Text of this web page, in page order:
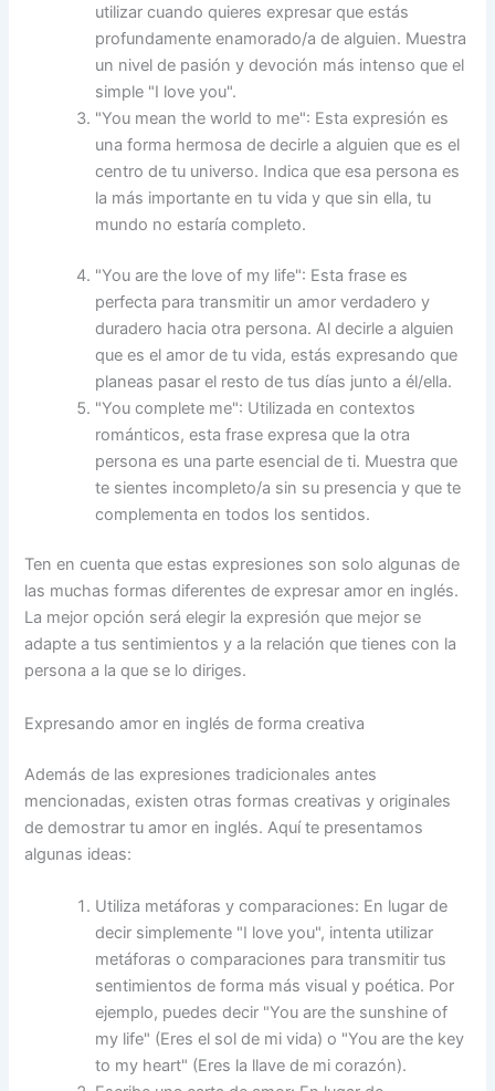
utilizar cuando quieres expresar que estás
profundamente enamorado/a de alguien. Muestra
un nivel de pasión y devoción más intenso que el
simple "I love you".
"You mean the world to me": Esta expresión es
una forma hermosa de decirle a alguien que es el
centro de tu universo. Indica que esa persona es
la más importante en tu vida y que sin ella, tu
mundo no estaría completo.
"You are the love of my life": Esta frase es
perfecta para transmitir un amor verdadero y
duradero hacia otra persona. Al decirle a alguien
que es el amor de tu vida, estás expresando que
planeas pasar el resto de tus días junto a él/ella.
"You complete me": Utilizada en contextos
románticos, esta frase expresa que la otra
persona es una parte esencial de ti. Muestra que
te sientes incompleto/a sin su presencia y que te
complementa en todos los sentidos.
Ten en cuenta que estas expresiones son solo algunas de
las muchas formas diferentes de expresar amor en inglés.
La mejor opción será elegir la expresión que mejor se
adapte a tus sentimientos y a la relación que tienes con la
persona a la que se lo diriges.
Expresando amor en inglés de forma creativa
Además de las expresiones tradicionales antes
mencionadas, existen otras formas creativas y originales
de demostrar tu amor en inglés. Aquí te presentamos
algunas ideas:
Utiliza metáforas y comparaciones: En lugar de
decir simplemente "I love you", intenta utilizar
metáforas o comparaciones para transmitir tus
sentimientos de forma más visual y poética. Por
ejemplo, puedes decir "You are the sunshine of
my life" (Eres el sol de mi vida) o "You are the key
to my heart" (Eres la llave de mi corazón).